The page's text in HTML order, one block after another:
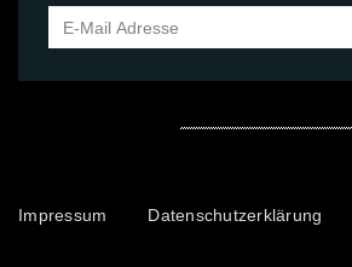
Impressum Datenschutzerklärung